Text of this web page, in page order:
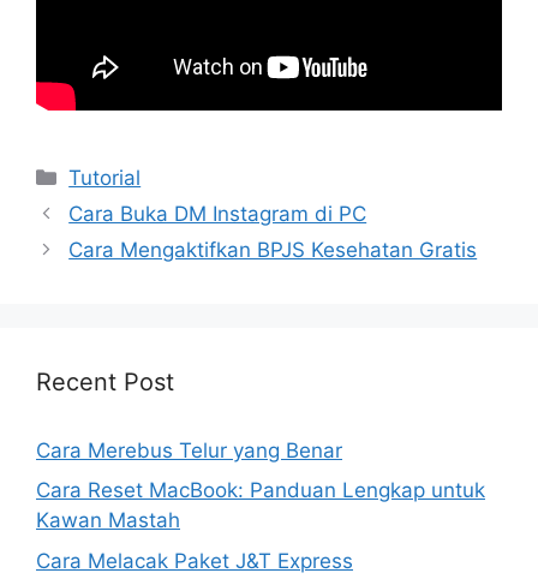
Kategori
Tutorial
Cara Buka DM Instagram di PC
Cara Mengaktifkan BPJS Kesehatan Gratis
Recent Post
Cara Merebus Telur yang Benar
Cara Reset MacBook: Panduan Lengkap untuk
Kawan Mastah
Cara Melacak Paket J&T Express